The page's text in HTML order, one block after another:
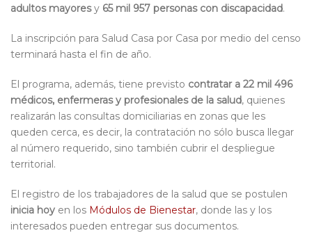
adultos mayoresy 65 mil 957 personas con discapacidad.
La inscripción para Salud Casa por Casa por medio del censo
terminará hasta el fin de año.
El programa, además, tiene previsto contratar a 22 mil 496
médicos, enfermeras y profesionales de la salud, quienes
realizarán las consultas domiciliarias en zonas que les
queden cerca, es decir, la contratación no sólo busca llegar
al número requerido, sino también cubrir el despliegue
territorial.
El registro de los trabajadores de la salud que se postulen
inicia hoy en los Módulos de Bienestar, donde las y los
interesados pueden entregar sus documentos.